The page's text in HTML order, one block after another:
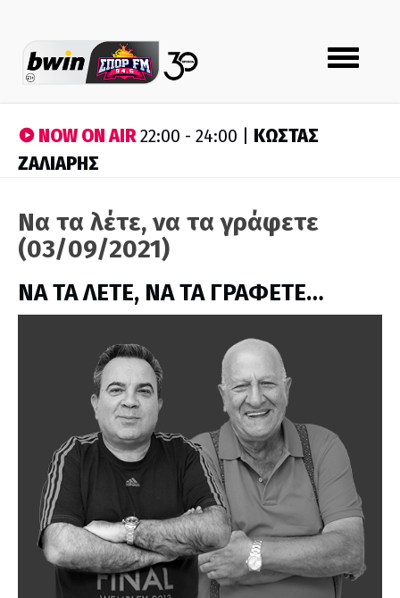
Toggle
navigation
NOW ON AIR22:00 - 24:00 | ΚΩΣΤΑΣ
ΖΑΛΙΑΡΗΣ
Να τα λέτε, να τα γράφετε
(03/09/2021)
ΝΑ ΤΑ ΛΕΤΕ, ΝΑ ΤΑ ΓΡΑΦΕΤΕ…